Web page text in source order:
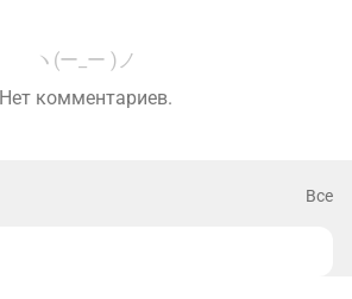
ヽ(ー_ー )ノ
Нет комментариев.
Все